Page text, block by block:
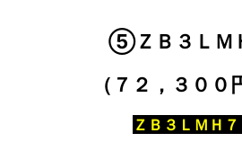
⑤ＺＢ３ＬＭ
（７２，３００
ＺＢ３ＬＭＨ